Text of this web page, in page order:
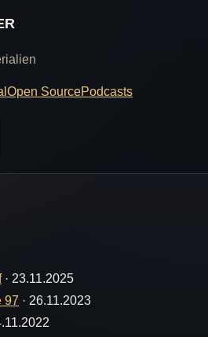
Open SourcePodcasts
· 23.11.2025
97 · 26.11.2023